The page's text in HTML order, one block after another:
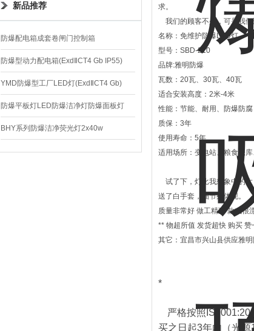
新品推荐
防爆配电箱成套卷闸门控制箱
防爆型动力配电箱(ExdⅡCT4 Gb IP55)
YMD防爆型工厂LED灯(ExdⅡCT4 Gb)
220V/150W
防爆平板灯LED防爆洁净灯防爆面板灯
BHY系列防爆洁净荧光灯2x40w
求。
我们的顾客不少，可是我们
名称：免维护防爆LED灯
型号：SBD-210
品牌:雅明防爆
瓦数：20瓦、30瓦、40瓦
适合安装高度：2米-4米
性能：节能、耐用、防爆防腐
质保：3年
使用寿命：5年
适用场所：变电站、粮食仓库
试了下，灯比我想象中的
送了白手套，细节处体现。
质量非常好 做工精致 款式很
** 物超所值 发货超快 购买 赞
其它：宜昌市兴山县供应雅
*
严格按照
买之日起3年内（光源